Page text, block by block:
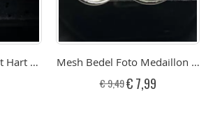
Hart Met Gravure Graveren RVS
Mesh Bedel Foto Medaillon
€ 9,49 Speciale
prijs
€ 7,99